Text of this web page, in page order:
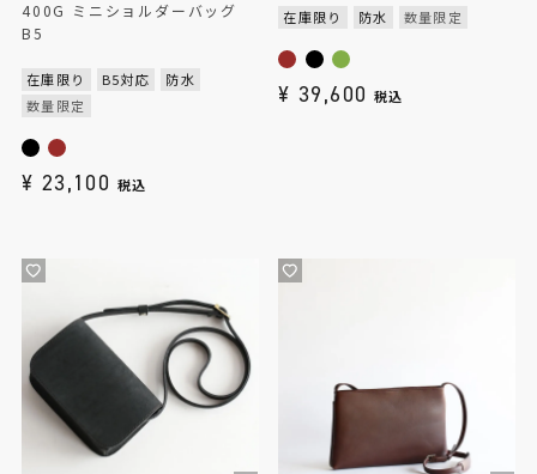
400G ミニショルダーバッグ
B5
在庫限り B5対応
防水
数量限定
¥ 23,100 税込
在庫限り 防水 数量限定
¥ 39,600 税込